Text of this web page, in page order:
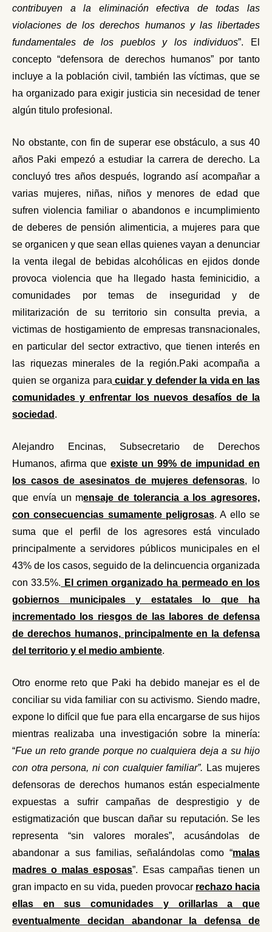
contribuyen a la eliminación efectiva de todas las
violaciones de los derechos humanos y las libertades
fundamentales de los pueblos y los individuos”.
El
concepto “defensora de derechos humanos” por tanto
incluye a la población civil, también las víctimas, que se
ha organizado para exigir justicia sin necesidad de tener
algún titulo profesional.
No obstante, con fin de superar ese obstáculo, a sus 40
años Paki empezó a estudiar la carrera de derecho. La
concluyó tres años después, logrando así acompañar a
varias mujeres, niñas, niños y menores de edad que
sufren violencia familiar o abandonos e incumplimiento
de deberes de pensión alimenticia, a mujeres para que
se organicen y que sean ellas quienes vayan a denunciar
la venta ilegal de bebidas alcohólicas en ejidos donde
provoca violencia que ha llegado hasta feminicidio, a
comunidades por temas de inseguridad y de
militarización de su territoriosin consulta previa, a
victimas de hostigamiento de empresas transnacionales,
en particular del sector extractivo, que tienen interésen
las riquezas minerales de la región.Paki acompaña a
quien se organiza para cuidar y defender la vida en las
comunidades y enfrentar los nuevos desafíos de la
sociedad .
Alejandro Encinas, Subsecretario de Derechos
Humanos, afirma que existe un 99% de impunidad en
los casos de asesinatos de mujeres defensoras, lo
que envía un mensaje de tolerancia a los agresores,
con consecuencias sumamente peligrosas.A ello se
suma que e l perfil de los agresores está vinculado
principalmente a servidores públicos municipales en el
43% de los casos, seguido de la delincuencia organizada
con 33.5%. El crimen organizado ha permeado en los
gobiernos municipales y estatales lo que ha
incrementado los riesgos de las labores de defensa
de derechos humanos, principalmente en la defensa
del territorio y el medio ambiente.
Otro enorme reto que Paki ha debido manejar es el de
conciliar su vida familiar con su activismo. Siendo madre,
expone lo difícil que fue para ella encargarse de sus hijos
mientras realizaba una investigación sobre la minería:
“Fue un reto grande porque no cualquiera deja a su hijo
con otra persona, ni con cualquier familiar”. Las mujeres
defensoras de derechos humanos están especialmente
expuestas a sufrir campañas de desprestigio y de
estigmatización que buscan dañar su reputación. Se les
representa “sin valores morales”, acusándolas de
abandonar a sus familias, señalándolas como “malas
madres o malas esposas”. Esas campañas tienen un
gran impacto en su vida, pueden provocar rechazo hacia
ellas en sus comunidades y orillarlas a que
eventualmente decidan abandonar la defensa de